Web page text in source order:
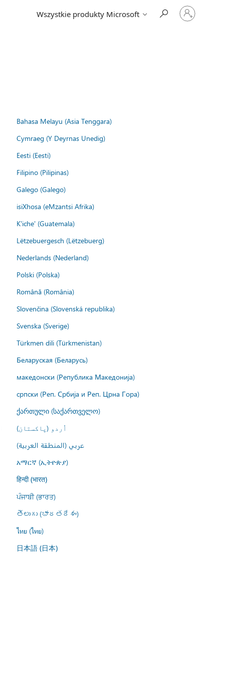
Wszystkie produkty Microsoft
Zaloguj
się
Bahasa Melayu (Asia Tenggara)
Cymraeg (Y Deyrnas Unedig)
Eesti (Eesti)
Filipino (Pilipinas)
Galego (Galego)
isiXhosa (eMzantsi Afrika)
K'iche' (Guatemala)
Lëtzebuergesch (Lëtzebuerg)
Nederlands (Nederland)
Polski (Polska)
Română (România)
Slovenčina (Slovenská republika)
Svenska (Sverige)
Türkmen dili (Türkmenistan)
Беларуская (Беларусь)
македонски (Република Македонија)
српски (Реп. Србија и Реп. Црна Гора)
ქართული (საქართველო)
اُردو (پاکستان)
عربي (المنطقة العربية)
አማርኛ (ኢትዮጵያ)
हिन्दी (भारत)
ਪੰਜਾਬੀ (ਭਾਰਤ)
తెలుగు (భారతదేశం)
ไทย (ไทย)
日本語 (日本)